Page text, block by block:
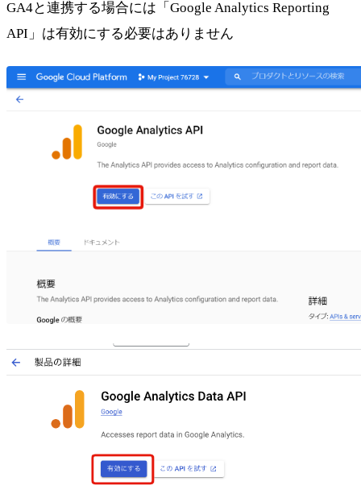
GA4と連携する場合には「Google Analytics Reporting
API」は有効にする必要はありません